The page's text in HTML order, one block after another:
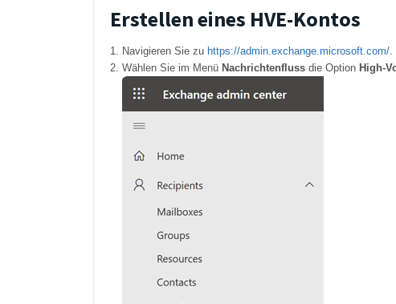
Erstellen eines HVE-Kontos
Navigieren Sie zu https://admin.exchange.microsoft.com/
Wählen Sie im Menü Nachrichtenfluss die Option High-